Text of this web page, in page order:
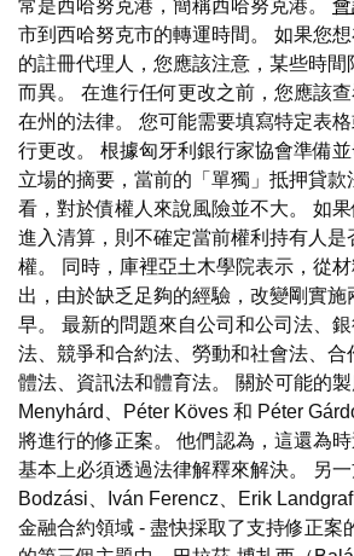
常是西哈努克港，簡稱西哈努克港。
市到西哈努克市的轉運時間。 如果您
的註冊代理人，您應該注意，某些時間
而異。 在進行任何更改之前，您應該
在州的法律。 您可能需要填寫特定表
行更改。 根據匈牙利銀行家協會準備
立場的摘要，當前的「單獨」抵押貸款
看，對於債權人來說風險並不大。 如
進入清算，則不確定當前權利持有人是
權。 同時，庫裡亞土木學院表示，從
出，由於缺乏足夠的經驗，改變剛實施
早。 最新的問題來自公司和公司法、
法、競爭和合約法、勞動和社會法、合
體法、資訊法和體育法。 關於可能的
Menyhárd、Péter Köves 和 Péter
將進行的修正案。 他們認為，這還為
基本上必須透過法律解釋來解決。 另
Bodzási、Iván Ferencz、Erik
金融合約領域 - 盡快採取了支持修正案